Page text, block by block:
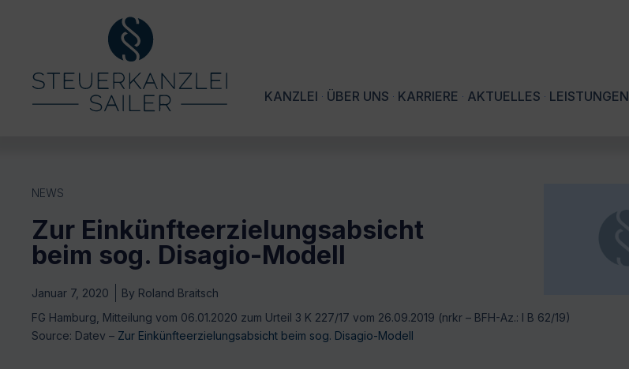
KANZLEI ÜBER UNS KARRIERE AKTUELLES LEISTUNGEN
NEWS
Zur Einkünfteerzielungsabsicht
beim sog. Disagio-Modell
Januar 7, 2020 By Roland Braitsch
FG Hamburg, Mitteilung vom 06.01.2020 zum Urteil 3 K 227/17 vom 26.09.2019 (nrkr – BFH-Az.: I B 62/19)
Source: Datev – Zur Einkünfteerzielungsabsicht beim sog. Disagio-Modell